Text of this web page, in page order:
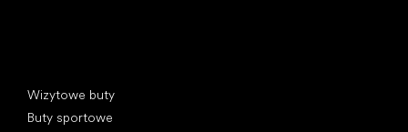
Wizytowe buty
Buty sportowe